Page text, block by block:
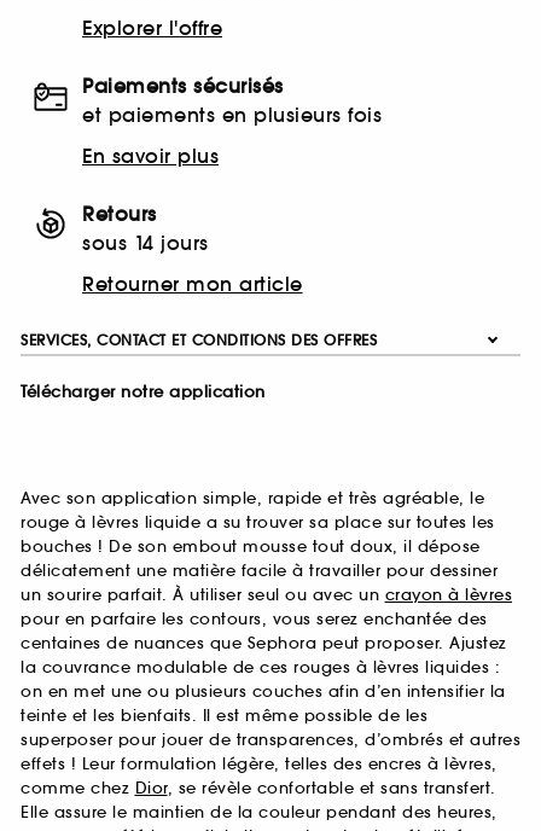
Explorer l'offre
Paiements sécurisés
et paiements en plusieurs fois
En savoir plus
Retours
sous 14 jours
Retourner mon article
SERVICES, CONTACT ET CONDITIONS DES OFFRES
Télécharger notre application
Avec son application simple, rapide et très agréable, le
rouge à lèvres liquide a su trouver sa place sur toutes les
bouches ! De son embout mousse tout doux, il dépose
délicatement une matière facile à travailler pour dessiner
un sourire parfait. À utiliser seul ou avec un crayon à lèvres
pour en parfaire les contours, vous serez enchantée des
centaines de nuances que Sephora peut proposer. Ajustez
la couvrance modulable de ces rouges à lèvres liquides :
on en met une ou plusieurs couches afin d’en intensifier la
teinte et les bienfaits. Il est même possible de les
superposer pour jouer de transparences, d’ombrés et autres
effets ! Leur formulation légère, telles des encres à lèvres,
comme chez Dior, se révèle confortable et sans transfert.
Elle assure le maintien de la couleur pendant des heures,